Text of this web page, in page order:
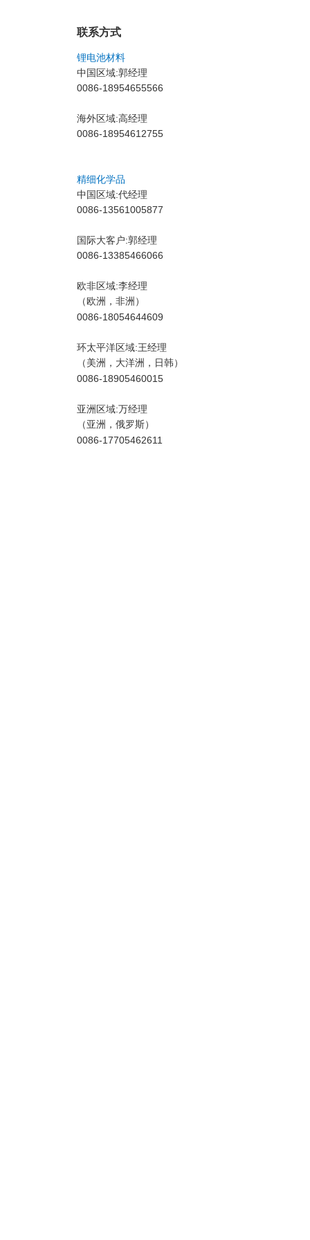
联系方式
锂电池材料
中国区域:郭经理
0086-18954655566
海外区域:高经理
0086-18954612755
精细化学品
中国区域:代经理
0086-13561005877
国际大客户:郭经理
0086-13385466066
欧非区域:李经理
（欧洲，非洲）
0086-18054644609
环太平洋区域:王经理
（美洲，大洋洲，日韩）
0086-18905460015
亚洲区域:万经理
（ 亚洲， 俄罗斯）
0086-17705462611